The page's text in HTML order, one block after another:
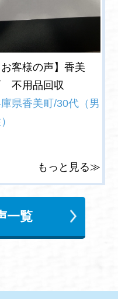
お客様の声】香美
不用品回収
県香美町/30代（男
もっと見る≫
一覧